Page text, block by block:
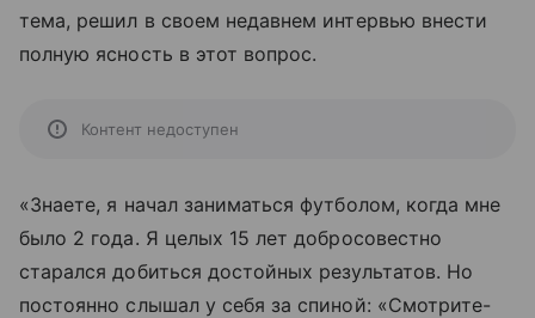
тема, решил в своем недавнем интервью внести
полную ясность в этот вопрос.
Контент недоступен
«Знаете, я начал заниматься футболом, когда мне
было 2 года. Я целых 15 лет добросовестно
старался добиться достойных результатов. Но
постоянно слышал у себя за спиной: «Смотрите-